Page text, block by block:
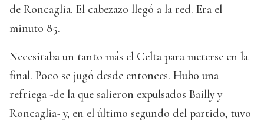
de Roncaglia. El cabezazo llegó a la red. Era el
minuto 85.
Necesitaba un tanto más el Celta para meterse en la
final. Poco se jugó desde entonces. Hubo una
refriega -de la que salieron expulsados Bailly y
Roncaglia- y, en el último segundo del partido, tuvo